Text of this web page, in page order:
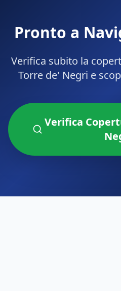
Pronto a
Verifica subito la
Torre de' Negri e
Verifica